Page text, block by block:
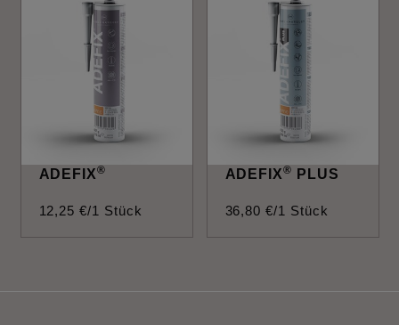
ADEFIX®
12,25 €/1 Stück
ADEFIX® PLUS
36,80 €/1 Stück